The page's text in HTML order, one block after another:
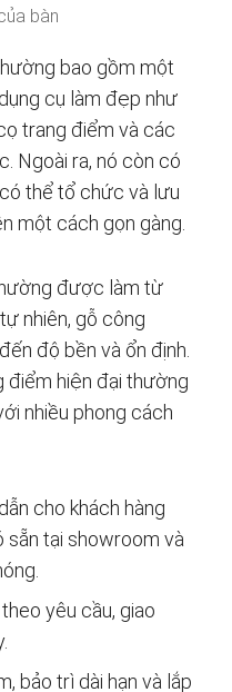
bàn
bao gồm một
cụ làm đẹp như
trang điểm và các
Ngoài ra, nó còn có
thể tổ chức và lưu
một cách gọn gàng.
được làm từ
nhiên, gỗ công
độ bền và ổn định.
điểm hiện đại thường
nhiều phong cách
cho khách hàng
sẵn tại showroom và
yêu cầu, giao
bảo trì dài hạn và lắp